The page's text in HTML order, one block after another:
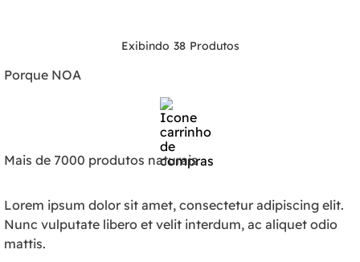
38
Porque NOA
Mais de 7000 produtos naturais
Lorem ipsum dolor sit amet, consectetur adipiscing elit.
Nunc vulputate libero et velit interdum, ac aliquet odio
mattis.